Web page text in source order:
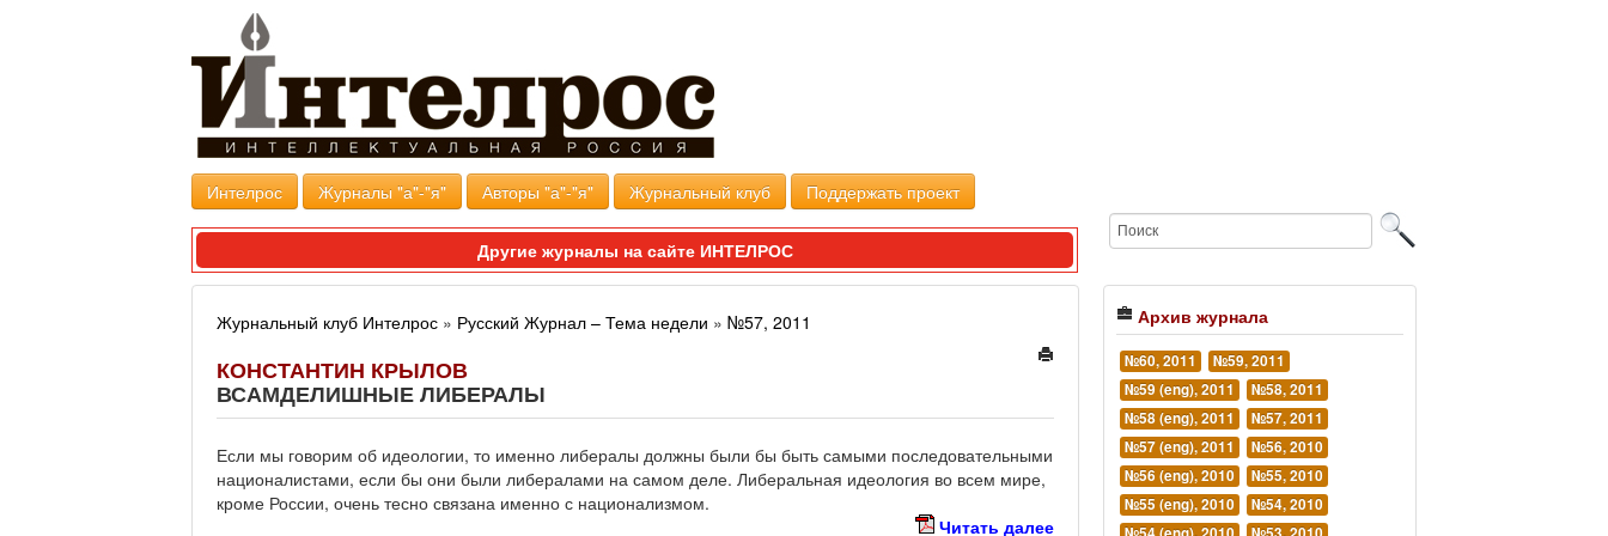
Интелрос Журналы "а"-"я" Авторы "а"-"я" Журнальный клуб Поддержать проект
Другие журналы на сайте ИНТЕЛРОС
Журнальный клуб Интелрос » Русский Журнал – Тема недели » №57, 2011
КОНСТАНТИН КРЫЛОВ
ВСАМДЕЛИШНЫЕ ЛИБЕРАЛЫ
Если мы говорим об идеологии, то именно либералы должны были бы быть самыми последовательными
националистами, если бы они были либералами на самом деле. Либеральная идеология во всем мире,
кроме России, очень тесно связана именно с национализмом.
Читать далее
Архив журнала
№60, 2011
№59, 2011
№59 (eng), 2011
№58, 2011
№58 (eng), 2011
№57, 2011
№57 (eng), 2011
№56, 2010
№56 (eng), 2010
№55, 2010
№55 (eng), 2010
№54, 2010